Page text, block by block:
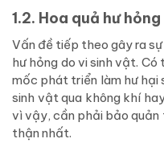
1.2. Hoa quả hư
Vấn đề tiếp theo gây ra
hư hỏng do vi sinh vật.
mốc phát triển làm hư hại
sinh vật qua không khí
vì vậy, cần phải bảo
thận nhất.